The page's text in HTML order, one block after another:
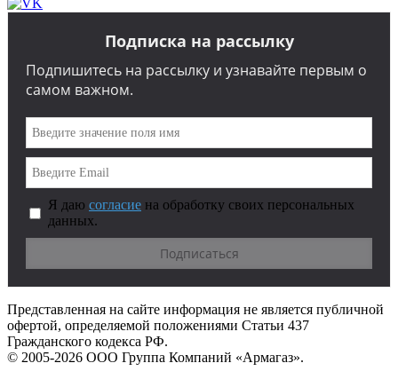
Подписка на рассылку
Подпишитесь на рассылку и узнавайте первым о
самом важном.
Я даю согласие на обработку своих персональных
данных.
Представленная на сайте информация не является публичной
офертой, определяемой положениями Статьи 437
Гражданского кодекса РФ.
© 2005-2026 ООО Группа Компаний «Армагаз».